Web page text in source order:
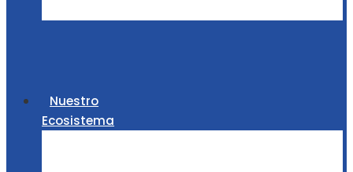
Nuestro
Ecosistema